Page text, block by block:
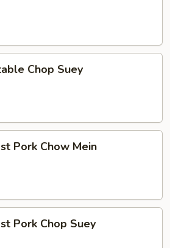
Chop Suey
Pork Chow Mein
Pork Chop Suey